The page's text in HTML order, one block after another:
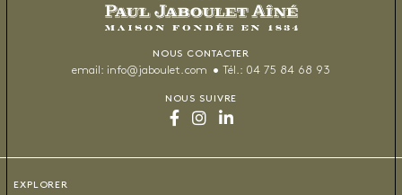
NOUS CONTACTER
email: info@jaboulet.com Tél.: 04 75 84 68 93
NOUS SUIVRE
EXPLORER